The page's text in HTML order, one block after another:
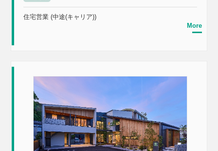
住宅営業 (中途(キャリア))
More